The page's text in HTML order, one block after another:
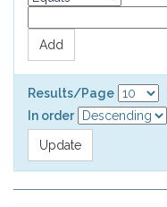
Results/Page
In order